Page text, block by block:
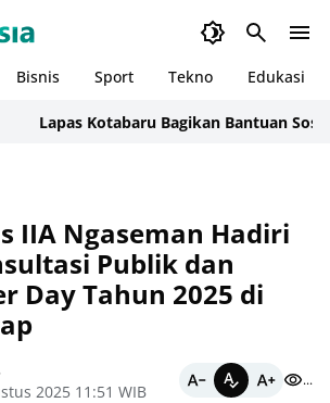
Bisnis Sport Tekno Edukasi
Lapas Kotabaru Bagikan Bantuan Sosial
IIA Ngaseman Hadiri
Publik dan
Day Tahun 2025 di
2025 11:51 WIB
...